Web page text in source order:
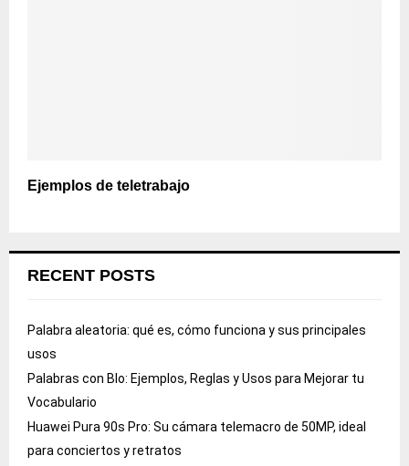
Ejemplos de teletrabajo
RECENT POSTS
Palabra aleatoria: qué es, cómo funciona y sus principales
usos
Palabras con Blo: Ejemplos, Reglas y Usos para Mejorar tu
Vocabulario
Huawei Pura 90s Pro: Su cámara telemacro de 50MP, ideal
para conciertos y retratos